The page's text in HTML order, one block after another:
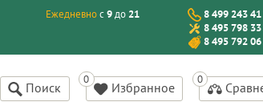
Ежедневнос9до 21 8 499 243
8 495 798
8 495 792
Поиск Избранное